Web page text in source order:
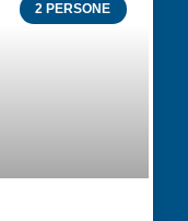
2 PERSONE